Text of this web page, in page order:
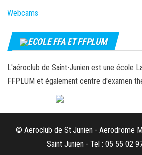
Webcams
ECOLE FFA ET FFPLUM
L'aéroclub de Saint-Junien est une école
FFPLUM et également centre d'examen
© Aeroclub de St Junien - Aerodrome
Saint Junien - Tel : 05 55 02